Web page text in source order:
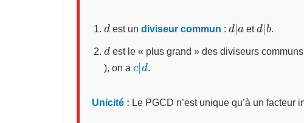
d
est un diviseur commun :
d|
a
et
d|
b
.
d
est le « plus grand » des diviseurs
), on a
cd
.
Unicité : Le PGCD n’est unique qu’à un facteur